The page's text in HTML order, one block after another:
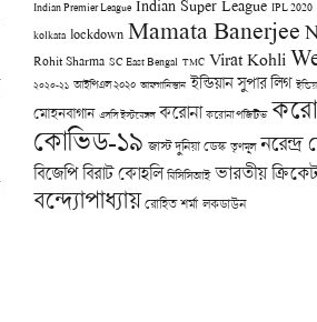
Indian Premier League Indian Super League IPL 2020
kolkata lockdown Mamata Banerjee
Rohit Sharma SC East Bengal TMC Virat Kohli
২০২০-২১ আইপিএল ২০২০ আফগানিস্তান ইন্ডিয়ান সুপার লিগ
মোহনবাগান এসসি ইস্টবেঙ্গল করোনা করোনা পজিটিভ
কোভিড-১৯ জাস্ট দুনিয়া ডেস্ক তৃণমূল নরেন্দ্র
বিজেপি বিরাট কোহলি বিসিসিআই ভারতীয়
বন্দ্যোপাধ্যায় রোহিত শর্মা লকডাউন